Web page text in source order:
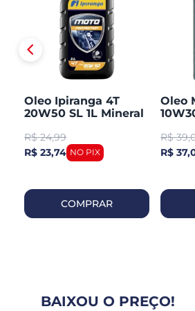
Oleo Ipiranga 4T
20W50 SL 1L Mineral
R$ 24,99
R$ 23,74
COMPRAR
Oleo
R$
R$
BAIXOU O PREÇO!